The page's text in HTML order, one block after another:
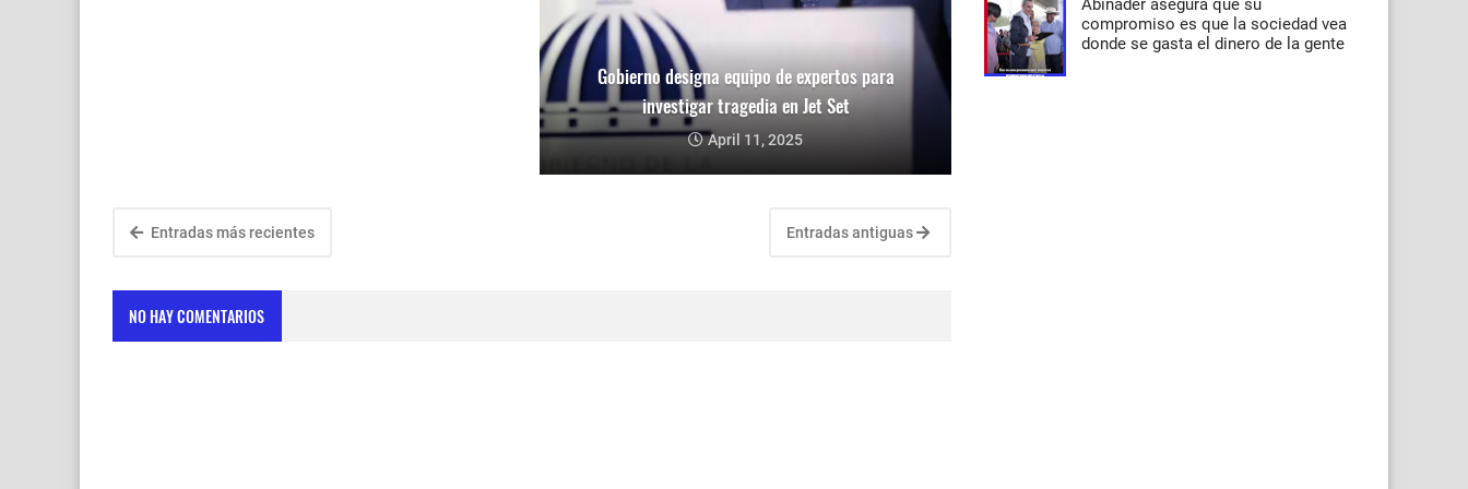
Gobierno designa equipo de expertos para
investigar tragedia en Jet Set
April 11, 2025
Entradas más recientes Entradas antiguas
NO HAY COMENTARIOS
Abinader asegura que su
compromiso es que la sociedad vea
donde se gasta el dinero de la gente